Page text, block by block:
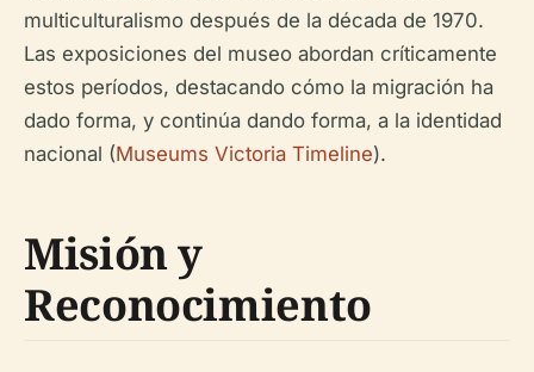
multiculturalismo después de la década de 1970.
Las exposiciones del museo abordan críticamente
estos períodos, destacando cómo la migración ha
dado forma, y continúa dando forma, a la identidad
nacional (Museums Victoria Timeline).
Misión y
Reconocimiento